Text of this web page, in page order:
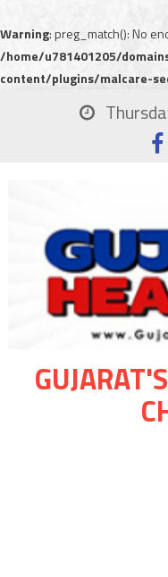
Warning: preg_match(): No
/home/u781401205/
content/plugins/malcare-